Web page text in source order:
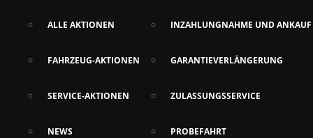
ALLE AKTIONEN
FAHRZEUG-AKTIONEN
SERVICE-AKTIONEN
NEWS
INZAHLUNGNAHME UND ANKAUF
GARANTIEVERLÄNGERUNG
ZULASSUNGSSERVICE
PROBEFAHRT